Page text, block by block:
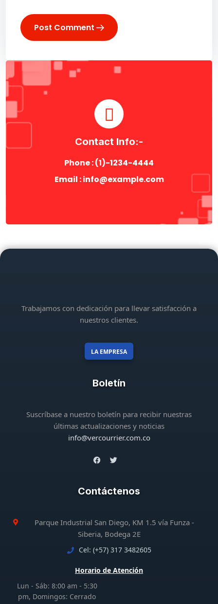
Post Comment
Contact Info:-
Phone : (1)-1234-4444
Email : info@example.com
Trabajamos con dedicación para llevar satisfacción a
nuestros clientes.
LA EMPRESA
Boletín
Suscríbase a nuestro boletín para recibir nuestras
últimas actualizaciones y noticias
info@vercourrier.com.co
Contáctenos
Parque Industrial San Diego, KM 1.5 vía Funza -
Siberia, Bodega 2E
Cel: (+57) 317 3482605
Horario de Atención
Lun - Sáb: 8:00 am - 5:30
pm, Domingos: Cerrado